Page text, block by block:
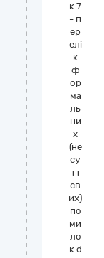
к 7
- п
ер
елі
к
ф
ор
ма
ль
ни
х
(не
су
тт
єв
их)
по
ми
ло
к.d